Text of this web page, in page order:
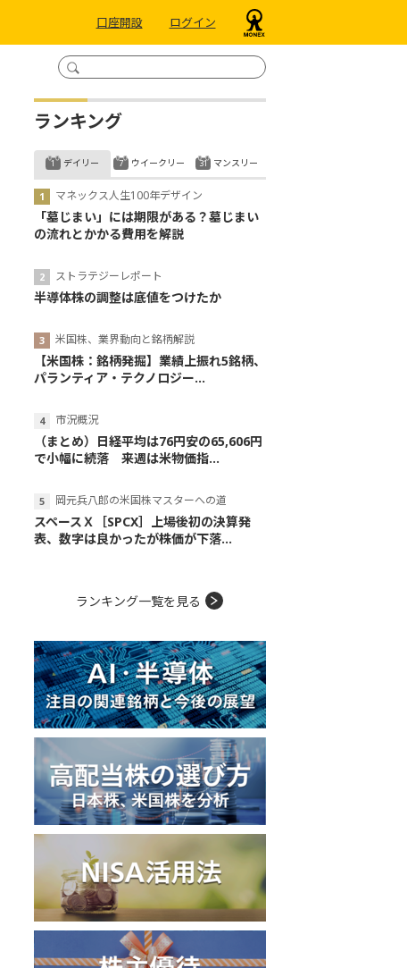
口座開設 ログイン
ランキング
デイリー
マネックス人生100年デザイン
「墓じまい」には期限がある？墓じまい
の流れとかかる費用を解説
ストラテジーレポート
半導体株の調整は底値をつけたか
米国株、業界動向と銘柄解説
【米国株：銘柄発掘】業績上振れ5銘柄、
パランティア・テクノロジー...
市況概況
（まとめ）日経平均は76円安の65,606円
で小幅に続落 来週は米物価指...
岡元兵八郎の米国株マスターへの道
スペースＸ［SPCX］上場後初の決算発
表、数字は良かったが株価が下落...
ウイークリー マンスリー
ランキング一覧を見る